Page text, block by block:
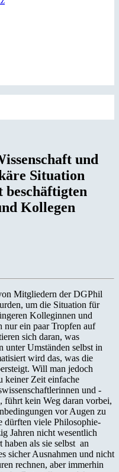
und
Situation
Kollegen
Mitgliedern der DGPhil
um die Situation für
Kolleginnen und
nur ein paar Tropfen auf
sich daran, was
unter Umständen selbst in
wird das, was die
Will man jedoch
keiner Zeit einfache
und -
führt kein Weg daran vorbei,
vor Augen zu
dürften viele Philosophie-
Jahren nicht wesentlich
als sie selbst an
sicher Ausnahmen und nicht
rechnen, aber immerhin